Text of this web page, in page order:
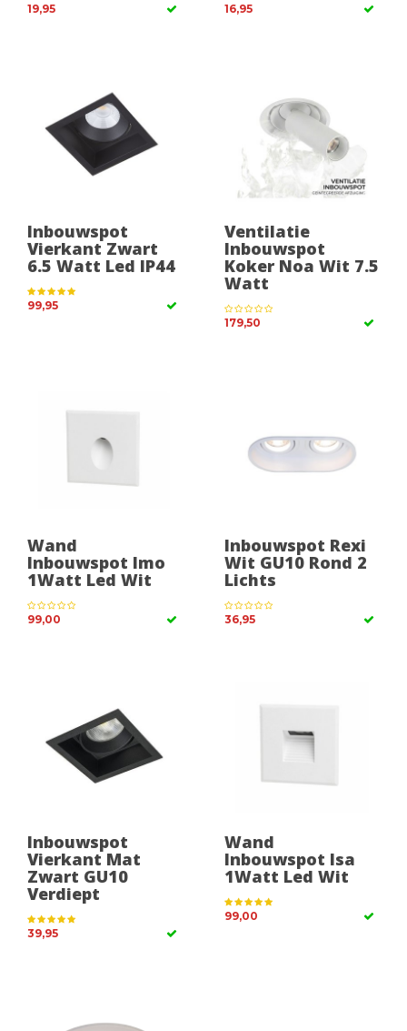
19,95 16,95
Inbouwspot
Vierkant Zwart
6.5 Watt Led IP44
99,95
Ventilatie
Inbouwspot
Koker Noa Wit 7.5
Watt
179,50
Wand
Inbouwspot Imo
1Watt Led Wit
99,00
Inbouwspot Rexi
Wit GU10 Rond 2
Lichts
36,95
Inbouwspot
Vierkant Mat
Zwart GU10
Verdiept
39,95
Wand
Inbouwspot Isa
1Watt Led Wit
99,00